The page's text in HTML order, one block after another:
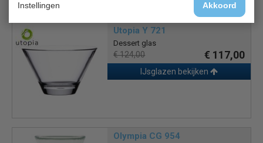
Instellingen Akkoord
Utopia Y 721
Dessert glas
€ 124,00 € 117,00
IJsglazen bekijken
Olympia CG 954